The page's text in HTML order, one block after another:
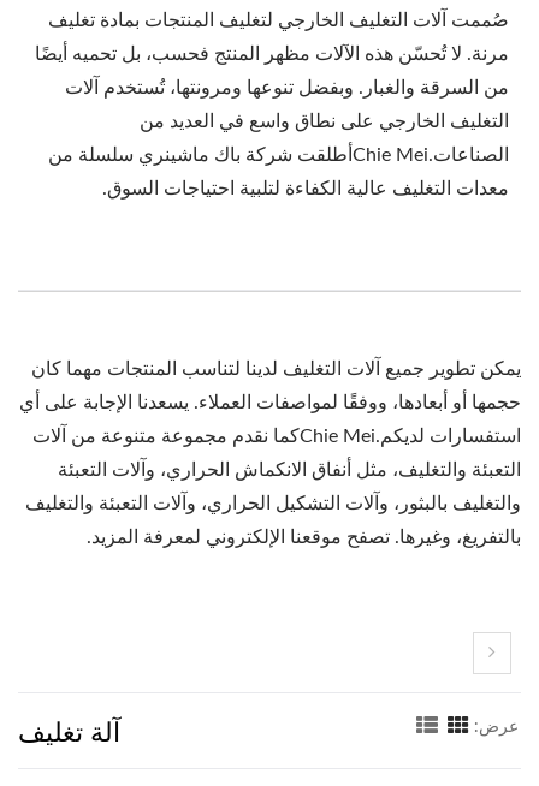
صُممت آلات التغليف الخارجي لتغليف المنتجات بمادة تغليف
مرنة. لا تُحسّن هذه الآلات مظهر المنتج فحسب، بل تحميه أيضًا
من السرقة والغبار. وبفضل تنوعها ومرونتها، تُستخدم آلات
التغليف الخارجي على نطاق واسع في العديد من
الصناعات.Chie Meiأطلقت شركة باك ماشينري سلسلة من
معدات التغليف عالية الكفاءة لتلبية احتياجات السوق.
يمكن تطوير جميع آلات التغليف لدينا لتناسب المنتجات مهما كان
حجمها أو أبعادها، ووفقًا لمواصفات العملاء. يسعدنا الإجابة على أي
استفسارات لديكم.Chie Meiكما نقدم مجموعة متنوعة من آلات
التعبئة والتغليف، مثل أنفاق الانكماش الحراري، وآلات التعبئة
والتغليف بالبثور، وآلات التشكيل الحراري، وآلات التعبئة والتغليف
بالتفريغ، وغيرها. تصفح موقعنا الإلكتروني لمعرفة المزيد.
آلة تغليف عرض: